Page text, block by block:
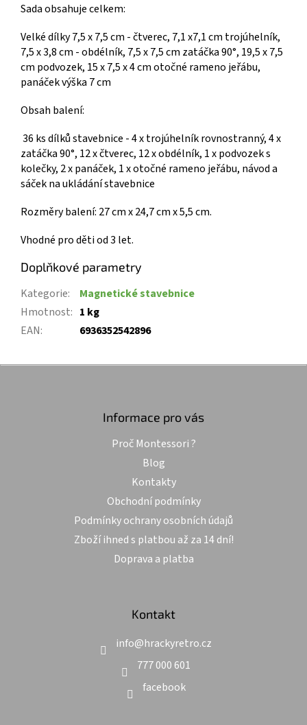
Sada obsahuje celkem:
Velké dílky 7,5 x 7,5 cm - čtverec, 7,1 x7,1 cm trojúhelník,
7,5 x 3,8 cm - obdélník, 7,5 x 7,5 cm zatáčka 90°, 19,5 x 7,5
cm podvozek, 15 x 7,5 x 4 cm otočné rameno jeřábu,
panáček výška 7 cm
Obsah balení:
36 ks dílků stavebnice - 4 x trojúhelník rovnostranný, 4 x
zatáčka 90°, 12 x čtverec, 12 x obdélník, 1 x podvozek s
kolečky, 2 x panáček, 1 x otočné rameno jeřábu, návod a
sáček na ukládání stavebnice
Rozměry balení: 27 cm x 24,7 cm x 5,5 cm.
Vhodné pro děti od 3 let.
Doplňkové parametry
Kategorie:
Magnetické stavebnice
Hmotnost: 1 kg
EAN: 6936352542896
Z
Informace pro vás
Proč Montessori ?
Blog
Kontakty
Obchodní podmínky
Podmínky ochrany osobních údajů
Zboží ihned s platbou až za 14 dní!
Doprava a platba
Kontakt
info@hrackyretro.cz
777 000 601
facebook